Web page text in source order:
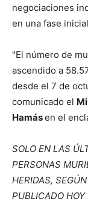
negociaciones
en una fase
"El número de
ascendido a
desde el 7 de
comunicado el
Hamásen el
SOLO EN LAS
PERSONAS
HERIDAS,
PUBLICADO HOY